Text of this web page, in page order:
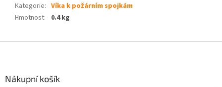
Kategorie: Víka k požárním spojkám
Hmotnost: 0.4 kg
Nákupní košík